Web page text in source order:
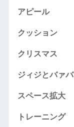
アピール
クッション
クリスマス
ジィジとバァバ
スペース拡大
トレーニング